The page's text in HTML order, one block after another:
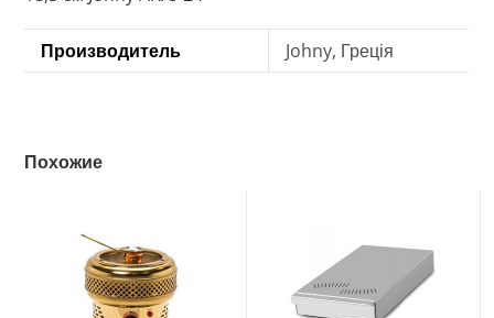
Производитель Johny, Греція
Похожие